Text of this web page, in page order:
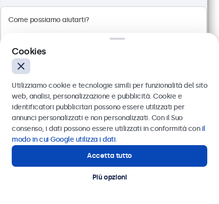
Risoluzione 1920 x 1080 (Full HD)
Montaggio: scrivania, parete, incasso
Dimensioni esterne: 560 x 337 x 41 mm
€ 499,00
Visualizza
Aggiungi al carrello
Inviare
Oppure chiamaci al
Contatta i nostri esperti
Cookies
Utilizziamo cookie e tecnologie simili per funzionalità del sito
web, analisi, personalizzazione e pubblicità. Cookie e
identificatori pubblicitari possono essere utilizzati per
annunci personalizzati e non personalizzati. Con il Suo
consenso, i dati possono essere utilizzati in conformità con il
modo in cui Google utilizza i dati.
Accetta tutto
Più opzioni